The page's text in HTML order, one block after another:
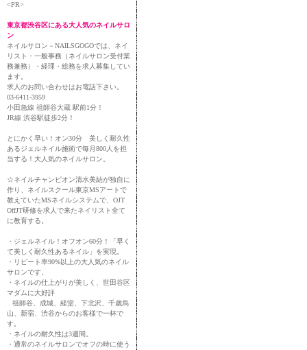
<PR>
東京都渋谷区にある大人気のネイルサロ
ン
ネイルサロン－NAILSGOGOでは、ネイ
リスト・一般事務（ネイルサロン受付業
務兼務）・経理・総務を求人募集してい
ます。
求人のお問い合わせはお電話下さい。
03-6411-3959
小田急線 祖師谷大蔵 駅前1分！
JR線 渋谷駅徒歩2分！
とにかく早い！オン30分 美しく耐久性
あるジェルネイル施術で毎月800人を担
当する！大人気のネイルサロン。
☆ネイルチャンピオン清水美結が独自に
作り、ネイルスクール東京MSアートで
教えていたMSネイルシステムで、OJT
OffJT研修を求人で来たネイリスト全て
に教育する。
・ジェルネイル！オフオン60分！「早く
て美しく耐久性あるネイル」を実現。
・リピート率90%以上の大人気のネイル
サロンです。
・ネイルの仕上がりが美しく、世田谷区
マダムに大好評
祖師谷、成城、経堂、下北沢、千歳烏
山、新宿、渋谷からのお客様で一杯で
す。
・ネイルの耐久性は3週間。
・通常のネイルサロンでオフの時に使う